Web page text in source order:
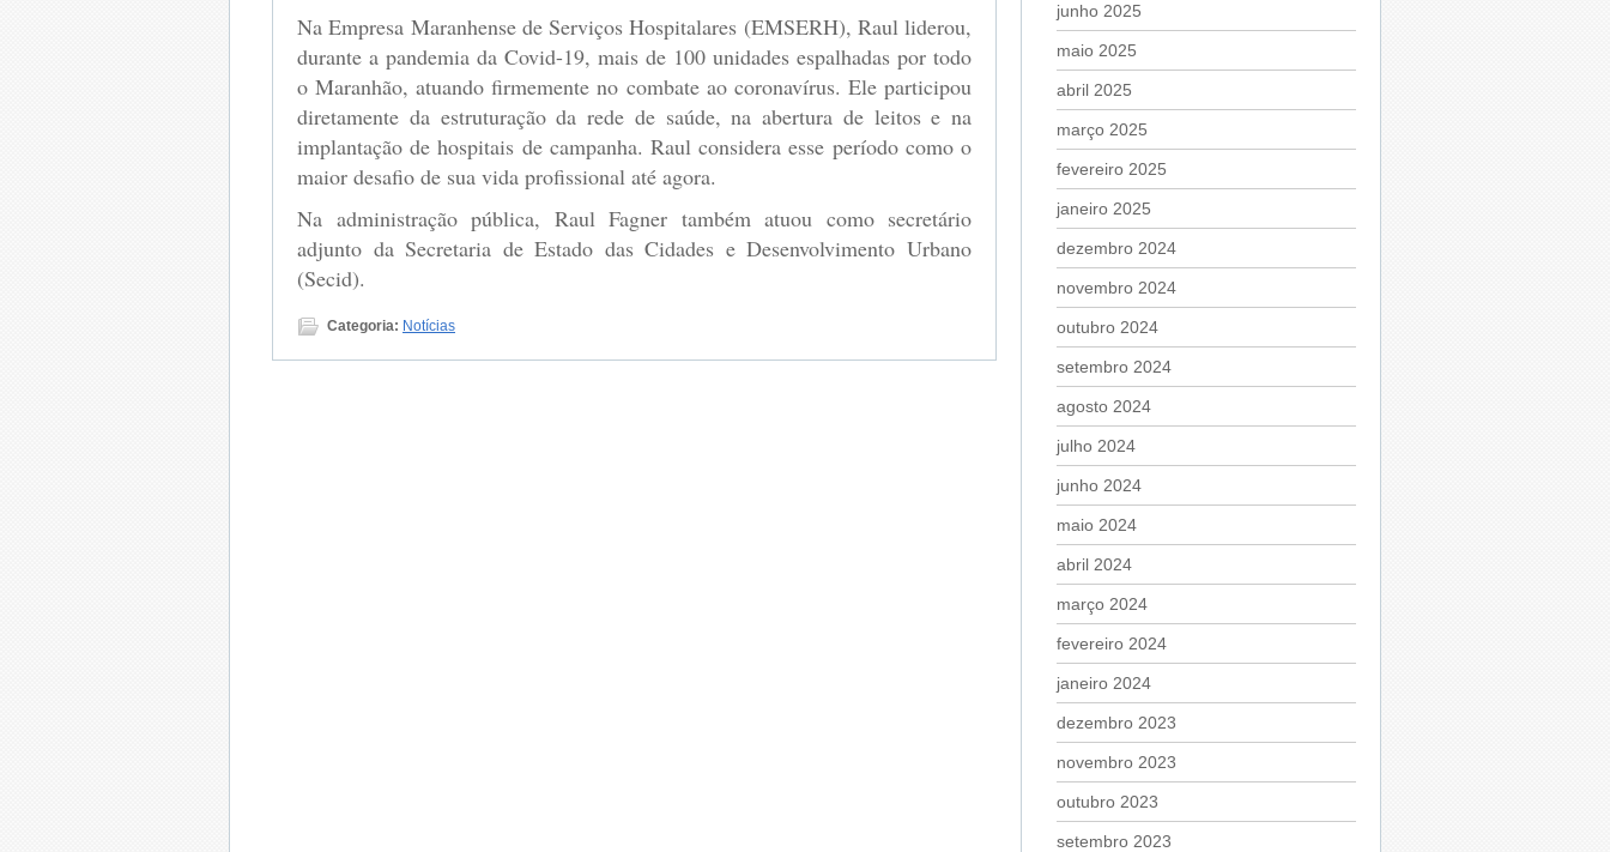
Na Empresa Maranhense de Serviços Hospitalares (EMSERH), Raul liderou,
durante a pandemia da Covid-19, mais de 100 unidades espalhadas por todo
o Maranhão, atuando firmemente no combate ao coronavírus. Ele participou
diretamente da estruturação da rede de saúde, na abertura de leitos e na
implantação de hospitais de campanha. Raul considera esse período como o
maior desafio de sua vida profissional até agora.
Na administração pública, Raul Fagner também atuou como secretário
adjunto da Secretaria de Estado das Cidades e Desenvolvimento Urbano
(Secid).
Categoria: Notícias
junho 2025
maio 2025
abril 2025
março 2025
fevereiro 2025
janeiro 2025
dezembro 2024
novembro 2024
outubro 2024
setembro 2024
agosto 2024
julho 2024
junho 2024
maio 2024
abril 2024
março 2024
fevereiro 2024
janeiro 2024
dezembro 2023
novembro 2023
outubro 2023
setembro 2023